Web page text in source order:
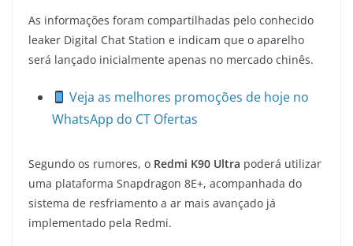
As informações foram compartilhadas pelo conhecido
leaker Digital Chat Station e indicam que o aparelho
será lançado inicialmente apenas no mercado chinês.
Veja as melhores promoções de hoje no
WhatsApp do CT Ofertas
Segundo os rumores, o Redmi K90 Ultra poderá utilizar
uma plataforma Snapdragon 8E+, acompanhada do
sistema de resfriamento a ar mais avançado já
implementado pela Redmi.